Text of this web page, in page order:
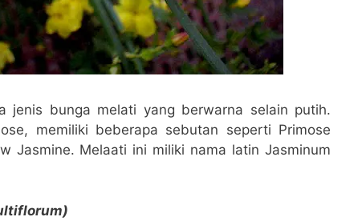
jenis bunga melati yang berwarna selain putih.
memiliki beberapa sebutan seperti Primose
Jasmine. Melaati ini miliki nama latin Jasminum